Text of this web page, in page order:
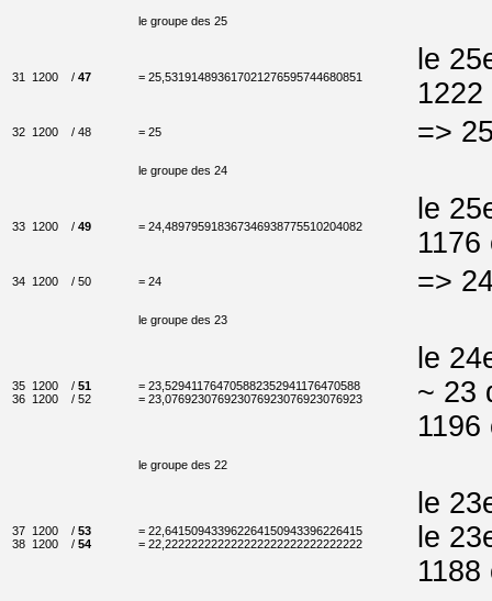
le groupe des 25
31 1200 / 47 = 25,531914893617021276595744680851
le
32 1200 / 48 = 25 =>
le groupe des 24
33 1200 / 49 = 24,489795918367346938775510204082
le
34 1200 / 50 = 24 =>
le groupe des 23
35
36
1200
1200
/ 51
/ 52
= 23,529411764705882352941176470588
= 23,076923076923076923076923076923
le
~ 23
1196
le groupe des 22
37
38
1200
1200
/ 53
/ 54
= 22,641509433962264150943396226415
= 22,222222222222222222222222222222
le
le